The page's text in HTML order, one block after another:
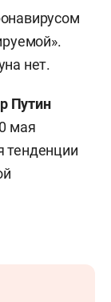
нет.
Путин
мая
тенденции